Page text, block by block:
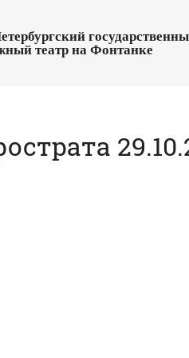
театр на Фонтанке